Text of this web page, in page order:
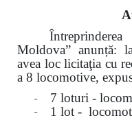
Moldova” anunță:
avea loc licitaţia cu
a 8 locomotive,
- 7 loturi -
- 1 lot -